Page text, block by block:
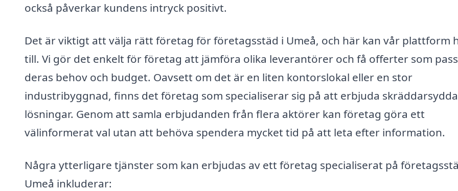
också påverkar kundens intryck positivt.
Det är viktigt att välja rätt företag för företagsstäd i Umeå, och här kan vår plattform
till. Vi gör det enkelt för företag att jämföra olika leverantörer och få offerter som
deras behov och budget. Oavsett om det är en liten kontorslokal eller en stor
industribyggnad, finns det företag som specialiserar sig på att erbjuda skräddarsydda
lösningar. Genom att samla erbjudanden från flera aktörer kan företag göra ett
välinformerat val utan att behöva spendera mycket tid på att leta efter information.
Några ytterligare tjänster som kan erbjudas av ett företag specialiserat på
Umeå inkluderar: